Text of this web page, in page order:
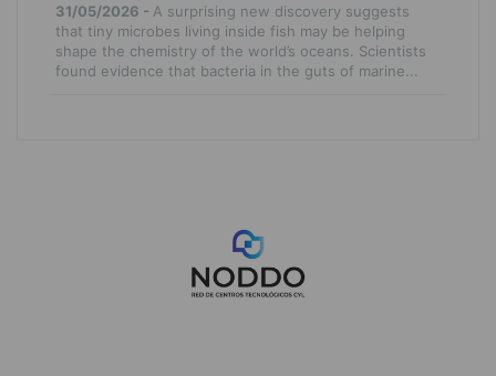
31/05/2026 - A surprising new discovery suggests
that tiny microbes living inside fish may be helping
shape the chemistry of the world’s oceans. Scientists
found evidence that bacteria in the guts of marine...